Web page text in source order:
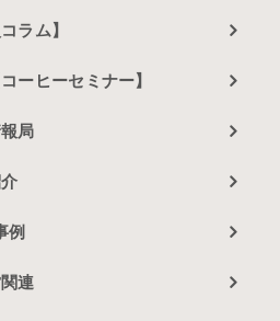
ラム】
ーヒーセミナー】
局
例
連